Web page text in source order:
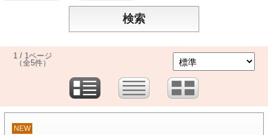
1 / 1ページ
（全5件）
NEW